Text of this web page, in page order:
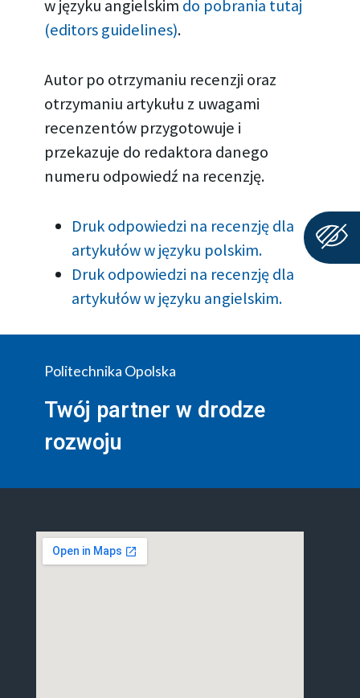
w języku angielskim do pobrania tutaj
(editors guidelines).
Autor po otrzymaniu recenzji oraz
otrzymaniu artykułu z uwagami
recenzentów przygotowuje i
przekazuje do redaktora danego
numeru odpowiedź na recenzję.
Druk odpowiedzi na recenzję dla
artykułów w języku polskim.
Druk odpowiedzi na recenzję dla
artykułów w języku angielskim.
Politechnika Opolska
Twój partner w drodze
rozwoju